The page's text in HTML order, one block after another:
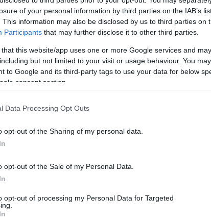
of your personal information by third parties on the IAB’s
This information may also be disclosed by us to third parties on
Participants that may further disclose it to other third parties.
that this website/app uses one or more Google services and
but not limited to your visit or usage behaviour. You
to Google and its third-party tags to use your data for below
consent section.
Data Processing Opt Outs
opt-out of the Sharing of my personal data.
opt-out of the Sale of my Personal Data.
opt-out of processing my Personal Data for Targeted
jornada 37 con los deberes hechos tras
de la Champions League. Se esperan
Manuel Pellegrini en el Camp Nou por
Llorente y Cucho Hernández, quienes vieron
ante el Elche.
mientras que la ausencia de Cucho puede
en unas semanas disputará el Mundial 2026
el Getafe y para ese trascendental partido no
temporada, Aleix Febas. El centrocampista vio la